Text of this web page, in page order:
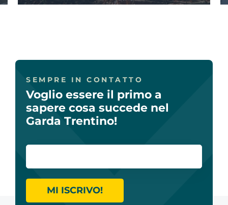
SEMPRE IN CONTATTO
Voglio essere il primo a
sapere cosa succede nel
Garda Trentino!
MI ISCRIVO!